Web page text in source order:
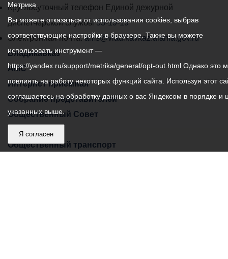
местного
самоуправления
города
Владикавказ:
Круглосуточный телефон Единой дежурной
диспетчерской службы53-19-19
Электронная почта:ams@vladikavkaz.alania.gov.ru
Владикавказ
АМС
Интернет приемная
Собрание представителей
Общественный Совет
Пресс-центр
Общественный транспорт
Метрика.
Вы можете отказаться от использования cookies, выбрав
соответствующие настройки в браузере. Также вы можете
использовать инструмент —
https://yandex.ru/support/metrika/general/opt-out.html Однако это
повлиять на работу некоторых функций сайта. Используя этот
соглашаетесь на обработку данных о вас Яндексом в порядке и
указанных выше.
Я согласен